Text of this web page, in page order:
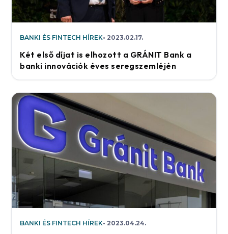
BANKI ÉS FINTECH HÍREK 2023.02.17.
Két első díjat is elhozott a GRÁNIT Bank a
banki innovációk éves seregszemléjén
BANKI ÉS FINTECH HÍREK 2023.04.24.